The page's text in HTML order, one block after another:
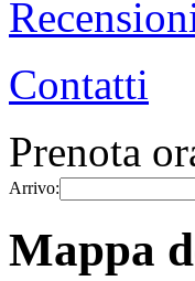
Contatti
Prenota
Arrivo:
Mappa